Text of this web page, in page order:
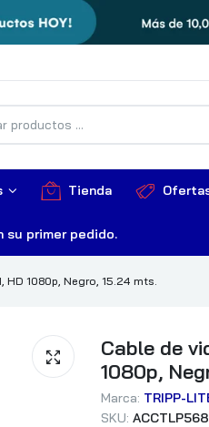
Tienda
su primer pedido.
HD 1080p, Negro, 15.24 mts.
Cable de
1080p,
Marca: TRIPP-
SKU: